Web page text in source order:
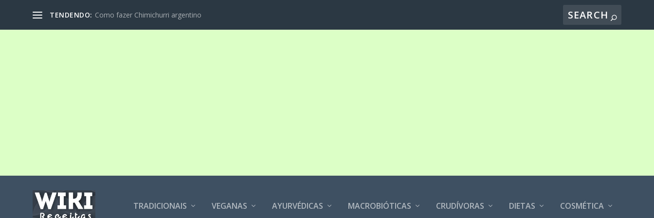
TENDENDO: Como fazer Chimichurri argentino
TRADICIONAIS VEGANAS AYURVÉDICAS MACROBIÓTICAS CRUDÍVORAS DIETAS COSMÉTICA